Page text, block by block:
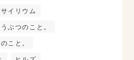
サイリウム
ぶつのこと。
こと。